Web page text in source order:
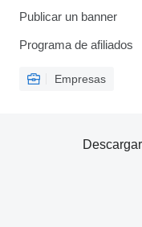
Publicar un banner
Programa de afiliados
Empresas